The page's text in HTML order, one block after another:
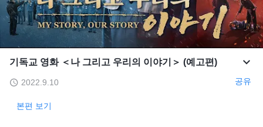
기독교 영화 ＜나 그리고 우리의 이야기＞ (예고편)
2022.9.10 공유
본편 보기